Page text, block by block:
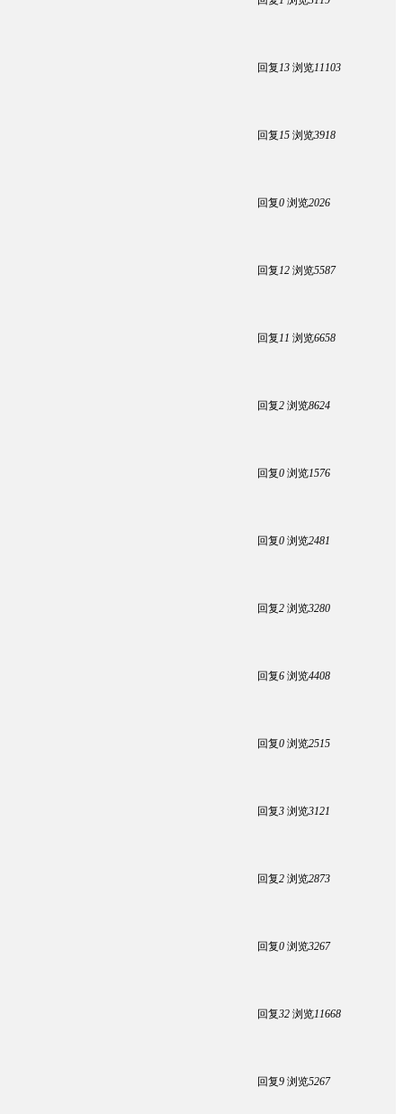
回复13 浏览11103
回复15 浏览3918
回复0 浏览2026
回复12 浏览5587
回复11 浏览6658
回复2 浏览8624
回复0 浏览1576
回复0 浏览2481
回复2 浏览3280
回复6 浏览4408
回复0 浏览2515
回复3 浏览3121
回复2 浏览2873
回复0 浏览3267
回复32 浏览11668
回复9 浏览5267